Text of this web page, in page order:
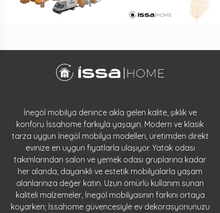
İnegöl mobilya denince akla gelen kalite, şıklık ve
konforu İssahome farkıyla yaşayın. Modern ve klasik
tarza uygun İnegöl mobilya modelleri, üretimden direkt
evinize en uygun fiyatlarla ulaşıyor. Yatak odası
takımlarından salon ve yemek odası gruplarına kadar
her alanda, dayanıklı ve estetik mobilyalarla yaşam
alanlarınıza değer katın. Uzun ömürlü kullanım sunan
kaliteli malzemeler, İnegöl mobilyasının farkını ortaya
koyarken; İssahome güvencesiyle ev dekorasyonunuzu